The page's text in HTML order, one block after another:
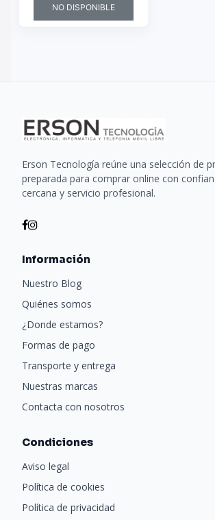
Color Verde
NO DISPONIBLE
Erson Tecnología reúne una selección de
preparada para comprar online con
cercana y servicio profesional.
Información
Nuestro Blog
Quiénes somos
¿Donde estamos?
Formas de pago
Transporte y entrega
Nuestras marcas
Contacta con nosotros
Condiciones
Aviso legal
Política de cookies
Política de privacidad